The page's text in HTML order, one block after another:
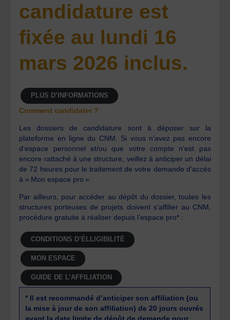
candidature est
fixée au lundi 16
mars 2026 inclus.
PLUS D’INFORMATIONS
Comment candidater ?
Les dossiers de candidature sont à déposer sur la
plateforme en ligne du CNM. Si vous n’avez pas encore
d’espace personnel et/ou que votre compte n’est pas
encore rattaché à une structure, veillez à anticiper un délai
de 72 heures pour le traitement de votre demande d’accès
à « Mon espace pro ».
Par ailleurs, pour accéder au dépôt du dossier, toutes les
structures porteuses de projets doivent s’affilier au CNM,
procédure gratuite à réaliser depuis l’espace pro* :
CONDITIONS D’ÉLLIGIBILITÉ
MON ESPACE
GUIDE DE L’AFFILIATION
* Il est recommandé d’anticiper son affiliation (ou
la mise à jour de son affiliation) de 20 jours ouvrés
avant la date limite de dépôt de demande pour